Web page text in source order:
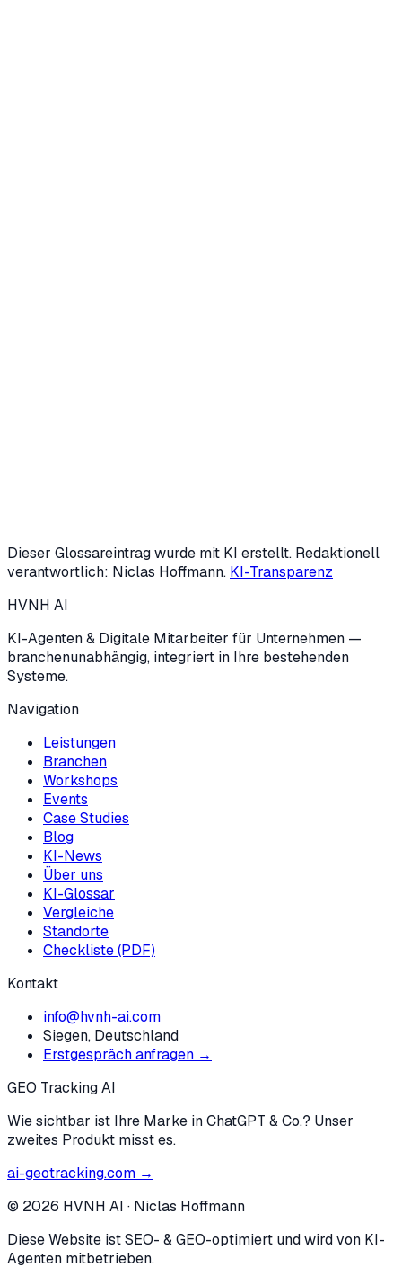
Dieser Glossareintrag wurde mit KI erstellt. Redaktionell
verantwortlich: Niclas Hoffmann. KI-Transparenz
HVNH AI
KI-Agenten & Digitale Mitarbeiter für Unternehmen —
branchenunabhängig, integriert in Ihre bestehenden
Systeme.
Navigation
Leistungen
Branchen
Workshops
Events
Case Studies
Blog
KI-News
Über uns
KI-Glossar
Vergleiche
Standorte
Checkliste (PDF)
Kontakt
info@hvnh-ai.com
Siegen, Deutschland
Erstgespräch anfragen →
GEO Tracking AI
Wie sichtbar ist Ihre Marke in ChatGPT & Co.? Unser
zweites Produkt misst es.
ai-geotracking.com →
© 2026 HVNH AI · Niclas Hoffmann
Diese Website ist SEO- & GEO-optimiert und wird von KI-
Agenten mitbetrieben.